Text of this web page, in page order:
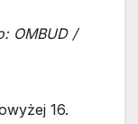
OMBUD /
16.